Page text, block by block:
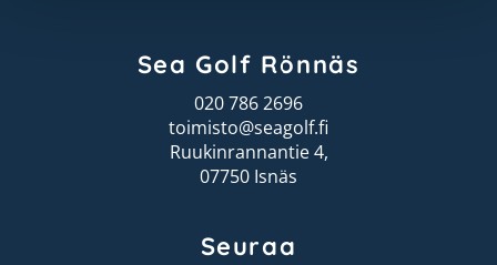
Sea Golf Rönnäs
020 786 2696
toimisto@seagolf.fi
Ruukinrannantie 4,
07750 Isnäs
Seuraa